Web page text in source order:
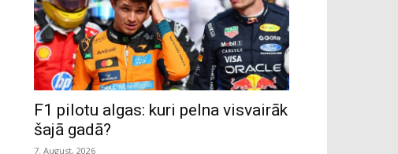
F1 pilotu algas: kuri pelna visvairāk
šajā gadā?
7. August, 2026